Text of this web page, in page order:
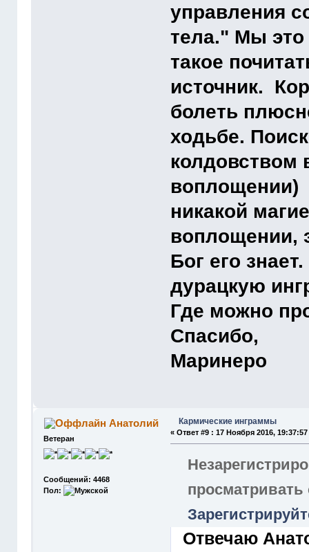
управления
тела." Мы
такое
источник.
болеть
ходьбе.
колдовством
воплощении)
никакой
воплощении,
Бог его
дурацкую
Где можно
Спасибо,
Маринеро
Анатолий
Ветеран
Сообщений: 4468
Пол:
Кармические инграммы
«Ответ #9 : 17 Ноября 2016, 19:37:57
Отвечаю